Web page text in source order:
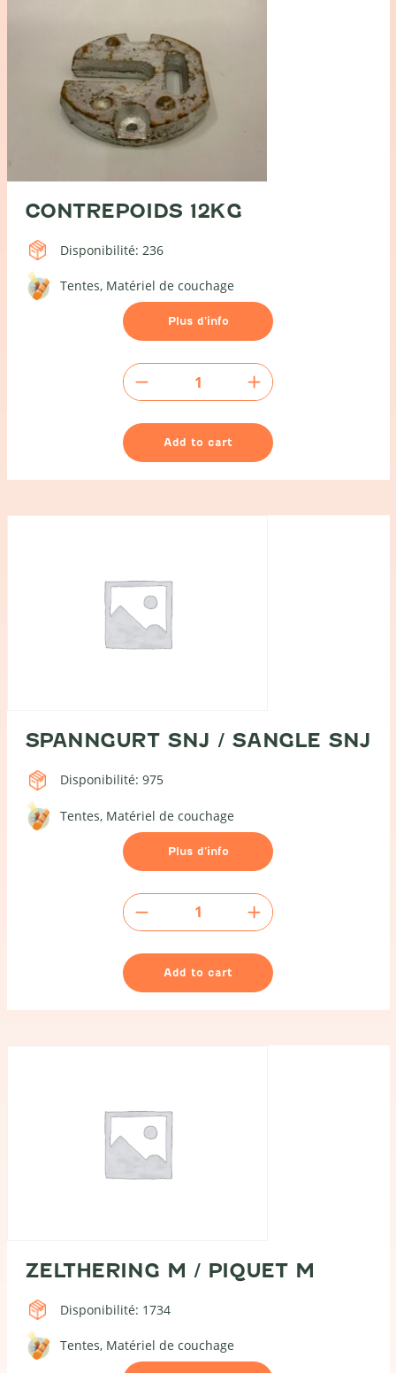
CONTREPOIDS 12KG
Disponibilité: 236
Tentes Matériel de couchage
Plus d’info
Contrepoids
12kg
Add to cart
SPANNGURT SNJ / SANGLE SNJ
Disponibilité: 975
Tentes Matériel de couchage
Plus d’info
SNJ
Sangle
SNJ
quantity
Add to cart
ZELTHERING M / PIQUET M
Disponibilité: 1734
Tentes Matériel de couchage